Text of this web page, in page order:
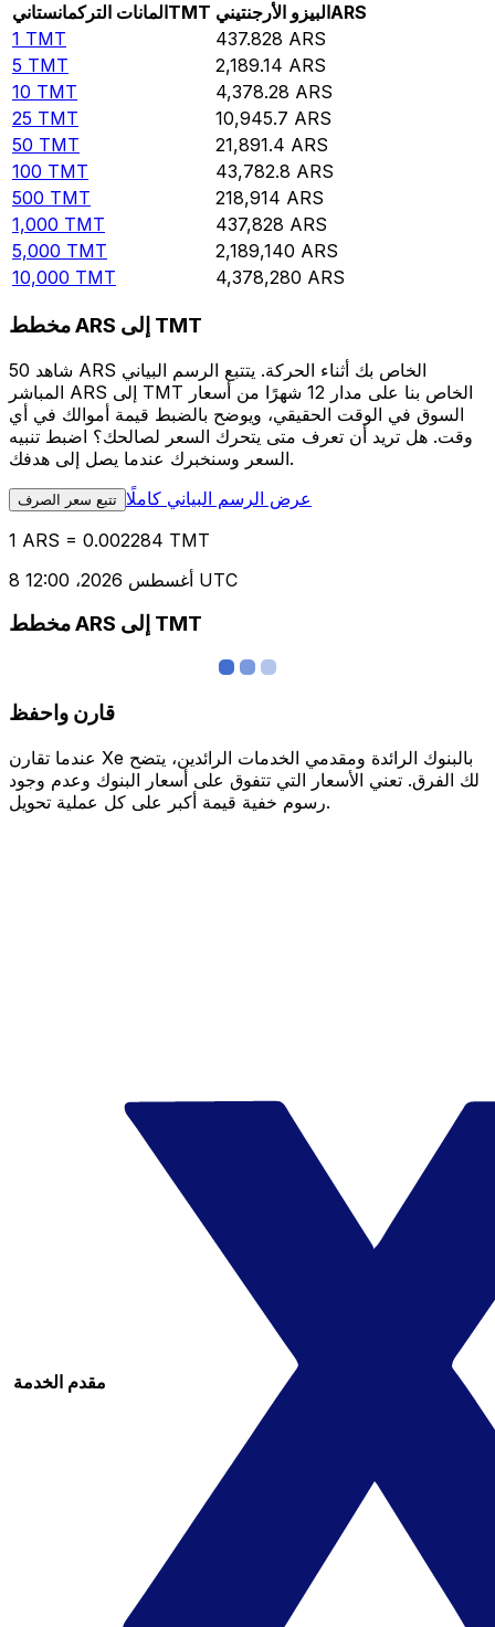
المانات التركمانستانيTMT البيزو الأرجنتينيARS
1 TMT 437.828 ARS
5 TMT 2,189.14 ARS
10 TMT 4,378.28 ARS
25 TMT 10,945.7 ARS
50 TMT 21,891.4 ARS
100 TMT 43,782.8 ARS
500 TMT 218,914 ARS
1,000 TMT 437,828 ARS
5,000 TMT 2,189,140 ARS
10,000 TMT 4,378,280 ARS
مخطط ARS إلى TMT
شاهد 50 ARS الخاص بك أثناء الحركة. يتتبع الرسم البياني
المباشر ARS إلى TMT الخاص بنا على مدار 12 شهرًا من أسعار
السوق في الوقت الحقيقي، ويوضح بالضبط قيمة أموالك في أي
وقت. هل تريد أن تعرف متى يتحرك السعر لصالحك؟ اضبط تنبيه
السعر وسنخبرك عندما يصل إلى هدفك.
تتبع سعر الصرف عرض الرسم البياني كاملًا
1 ARS = 0.002284 TMT
8 أغسطس 2026، 12:00 UTC
مخطط ARS إلى TMT
قارن واحفظ
عندما تقارن Xe بالبنوك الرائدة ومقدمي الخدمات الرائدين، يتضح
لك الفرق. تعني الأسعار التي تتفوق على أسعار البنوك وعدم وجود
رسوم خفية قيمة أكبر على كل عملية تحويل.
مقدم الخدمة